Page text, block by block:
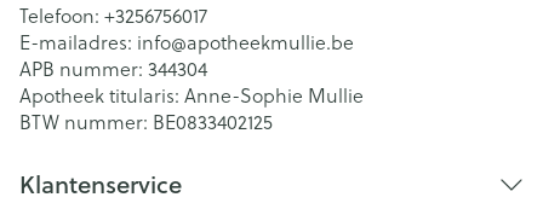
Telefoon: +3256756017
E-mailadres: info@apotheekmullie.be
APB nummer: 344304
Apotheek titularis: Anne-Sophie Mullie
BTW nummer: BE0833402125
Klantenservice